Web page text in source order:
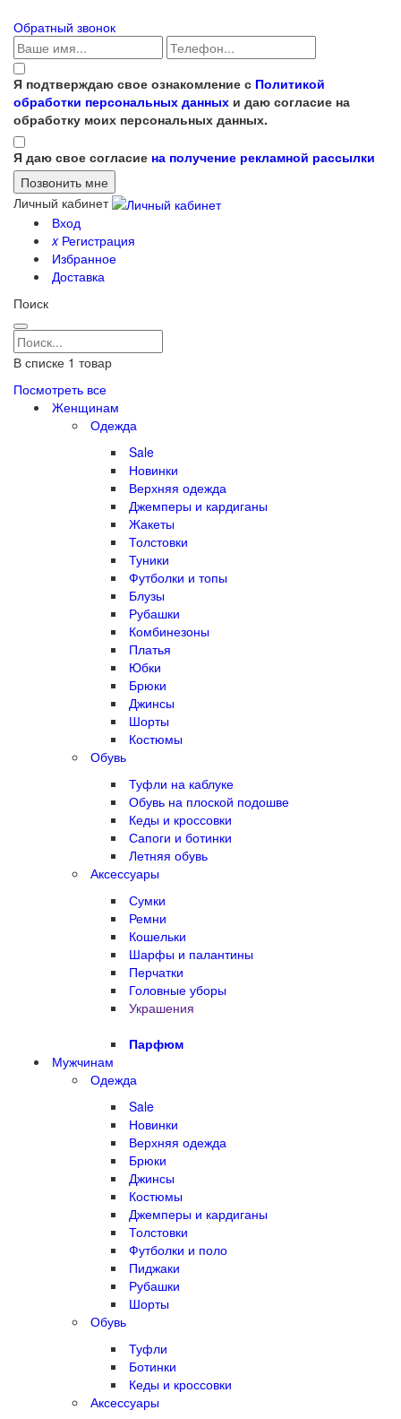
Обратный звонок
Я подтверждаю свое ознакомление с Политикой
обработки персональных данных и даю согласие на
обработку моих персональных данных.
Я даю свое согласие на получение рекламной рассылки
Личный кабинет
Вход
xРегистрация
Избранное
Доставка
Поиск
В списке 1 товар
Посмотреть все
Женщинам
Одежда
Sale
Новинки
Верхняя одежда
Джемперы и кардиганы
Жакеты
Толстовки
Туники
Футболки и топы
Блузы
Рубашки
Комбинезоны
Платья
Юбки
Брюки
Джинсы
Шорты
Костюмы
Обувь
Туфли на каблуке
Обувь на плоской подошве
Кеды и кроссовки
Сапоги и ботинки
Летняя обувь
Аксессуары
Сумки
Ремни
Кошельки
Шарфы и палантины
Перчатки
Головные уборы
Украшения
Парфюм
Мужчинам
Одежда
Sale
Новинки
Верхняя одежда
Брюки
Джинсы
Костюмы
Джемперы и кардиганы
Толстовки
Футболки и поло
Пиджаки
Рубашки
Шорты
Обувь
Туфли
Ботинки
Кеды и кроссовки
Аксессуары